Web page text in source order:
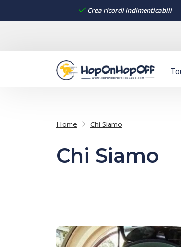
Crea ricordi indimenticabili
Home Chi Siamo
Chi Siamo